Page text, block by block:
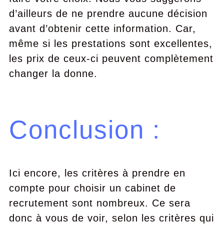
d’ailleurs de ne prendre aucune décision
avant d’obtenir cette information. Car,
même si les prestations sont excellentes,
les prix de ceux-ci peuvent complètement
changer la donne.
Conclusion :
Ici encore, les critères à prendre en
compte pour choisir un cabinet de
recrutement sont nombreux. Ce sera
donc à vous de voir, selon les critères qui